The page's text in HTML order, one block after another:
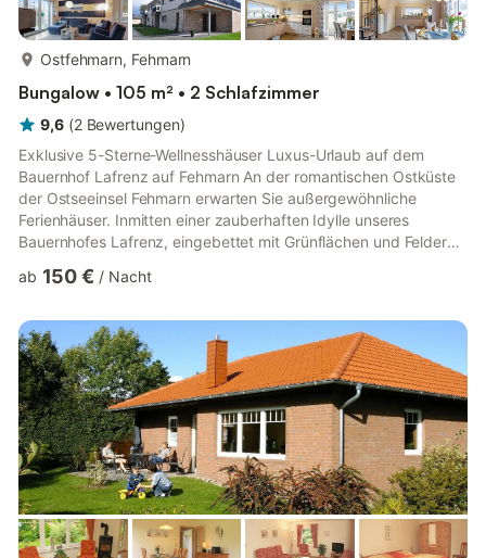
Ostfehmarn, Fehmarn
Bungalow • 105 m² • 2 Schlafzimmer
9,6 (2 Bewertungen)
Exklusive 5-Sterne-Wellnesshäuser Luxus-Urlaub auf dem
Bauernhof Lafrenz auf Fehmarn An der romantischen Ostküste
der Ostseeinsel Fehmarn erwarten Sie außergewöhnliche
Ferienhäuser. Inmitten einer zauberhaften Idylle unseres
Bauernhofes Lafrenz, eingebettet mit Grünflächen und Feldern,
unsere 3 Dachterrassenhäuser mit Blick zur Ostsee sowie
während Ihre Kinder reiten, Tiere füttern oder Abenteuer auf
dem Spielplatz erleben. Egal ob Sie mit der Familie reisen oder
ein...
ab 150 € / Nacht